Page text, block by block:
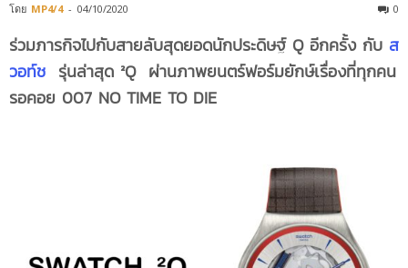
โดย MP4/4 - 04/10/2020 0
ร่วมภารกิจไปกับสายลับสุดยอดนักประดิษฐ์ Q อีกครั้ง กับ ส
วอท์ช รุ่นล่าสุด ²Q ผ่านภาพยนตร์ฟอร์มยักษ์เรื่องที่ทุกคน
รอคอย 007 NO TIME TO DIE